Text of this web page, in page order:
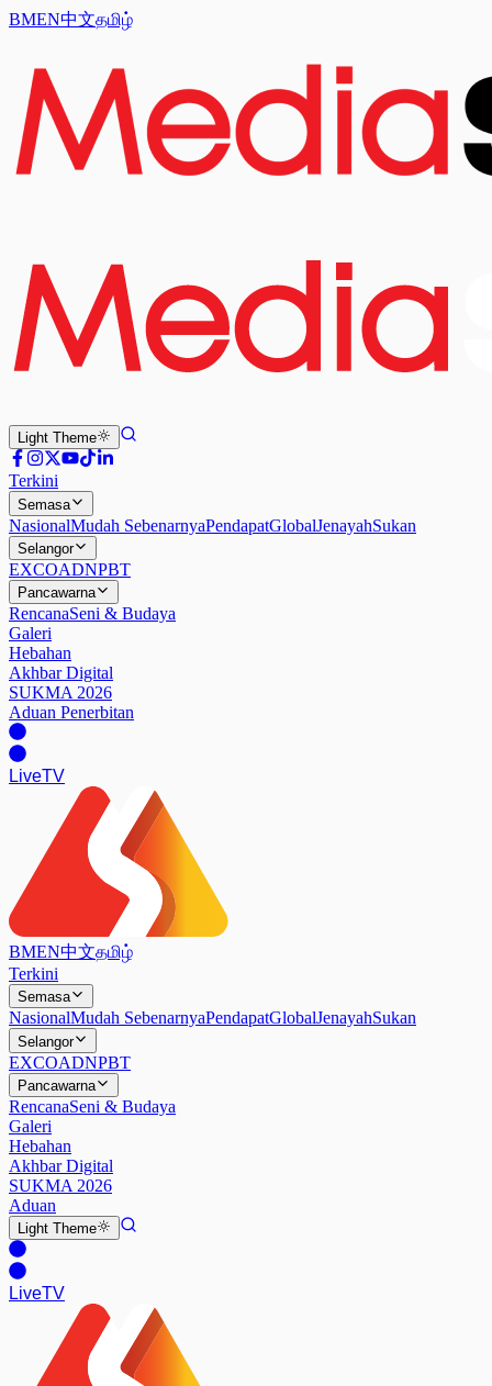
BMEN中文தமிழ்
Light Theme
Terkini
Semasa
NasionalMudah SebenarnyaPendapatGlobalJenayahSukan
Selangor
EXCOADNPBT
Pancawarna
RencanaSeni & Budaya
Galeri
Hebahan
Akhbar Digital
SUKMA 2026
Aduan Penerbitan
LiveTV
BMEN中文தமிழ்
Terkini
Semasa
NasionalMudah SebenarnyaPendapatGlobalJenayahSukan
Selangor
EXCOADNPBT
Pancawarna
RencanaSeni & Budaya
Galeri
Hebahan
Akhbar Digital
SUKMA 2026
Aduan
Light Theme
LiveTV